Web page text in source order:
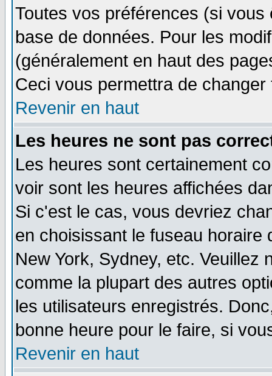
Toutes vos préférences (si
base de données. Pour les
(généralement en haut des
Ceci vous permettra de
Revenir en haut
Les heures ne sont pas
Les heures sont certainement
voir sont les heures affichées
Si c'est le cas, vous devriez
en choisissant le fuseau
New York, Sydney, etc. Veuillez
comme la plupart des autres
les utilisateurs enregistrés.
bonne heure pour le faire, si
Revenir en haut